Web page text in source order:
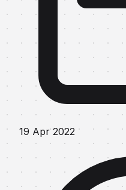
19 Apr 2022